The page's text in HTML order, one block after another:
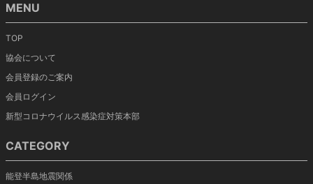
MENU
TOP
協会について
会員登録のご案内
会員ログイン
新型コロナウイルス感染症対策本部
CATEGORY
能登半島地震関係